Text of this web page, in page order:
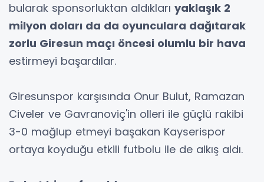
bularak sponsorluktan aldıkları yaklaşık 2
milyon doları da da oyunculara dağıtarak
zorlu Giresun maçı öncesi olumlu bir hava
estirmeyi başardılar.
Giresunspor karşısında Onur Bulut, Ramazan
Civeler ve Gavranoviç'in olleri ile güçlü rakibi
3-0 mağlup etmeyi başakan Kayserispor
ortaya koyduğu etkili futbolu ile de alkış aldı.